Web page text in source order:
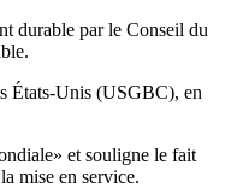
durable par le Conseil du
États-Unis (USGBC), en
et souligne le fait
mise en service.